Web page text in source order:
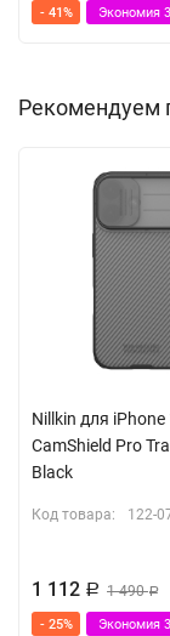
- 41% Экономия
Рекомендуем
Nillkin для iPhone
CamShield Pro
Black
Код товара: 122-
1 112 Р 1 490Р
- 25% Экономия